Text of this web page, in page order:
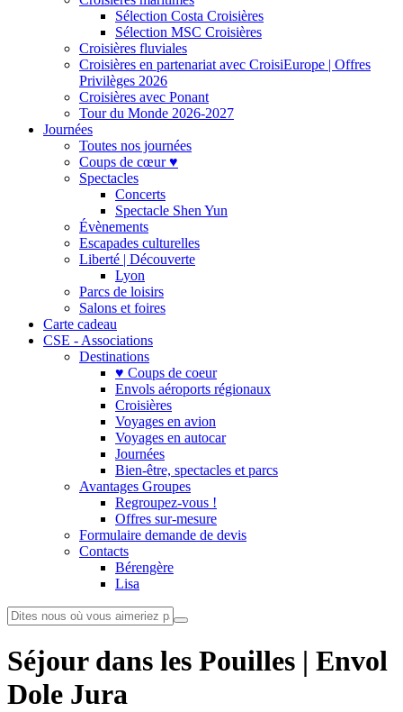
Sélection Costa Croisières
Sélection MSC Croisières
Croisières fluviales
Croisières en partenariat avec CroisiEurope | Offres
Privilèges 2026
Croisières avec Ponant
Tour du Monde 2026-2027
Journées
Toutes nos journées
Coups de cœur ♥
Spectacles
Concerts
Spectacle Shen Yun
Évènements
Escapades culturelles
Liberté | Découverte
Lyon
Parcs de loisirs
Salons et foires
Carte cadeau
CSE - Associations
Destinations
♥ Coups de coeur
Envols aéroports régionaux
Croisières
Voyages en avion
Voyages en autocar
Journées
Bien-être, spectacles et parcs
Avantages Groupes
Regroupez-vous !
Offres sur-mesure
Formulaire demande de devis
Contacts
Bérengère
Lisa
Séjour dans les Pouilles | Envol
Dole Jura